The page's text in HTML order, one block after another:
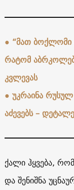
● “მათ ბოქლომი
რატომ
კვლევას
● უკრაინა
აძევებს –
ქალი ჰყვება,
და შენიშნა